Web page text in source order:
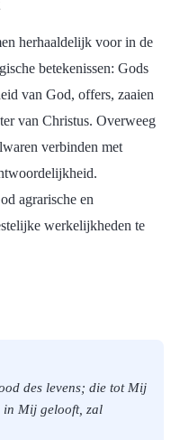
herhaaldelijk voor in de
betekenissen: Gods
van God, offers, zaaien
van Christus. Overweeg
verbinden met
agrarische en
werkelijkheden te
des levens; die tot Mij
in Mij gelooft, zal